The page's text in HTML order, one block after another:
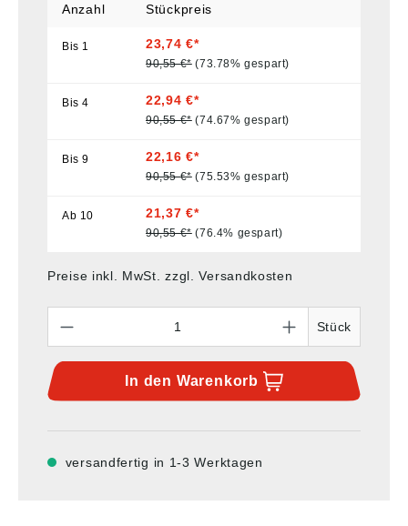
Anzahl Stückpreis
Bis 1 23,74 €*
90,55 €* (73.78% gespart)
Bis4 22,94 €*
90,55 €* (74.67% gespart)
Bis9 22,16 €*
90,55 €* (75.53% gespart)
Ab 10 21,37 €*
90,55 €* (76.4% gespart)
Preise inkl. MwSt. zzgl. Versandkosten
Stück
In den Warenkorb
versandfertig in 1-3 Werktagen